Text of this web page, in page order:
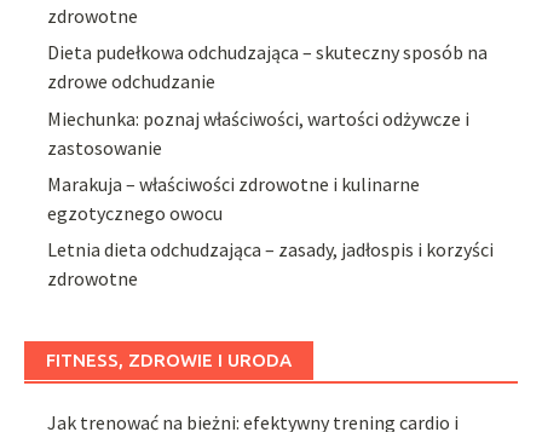
zdrowotne
Dieta pudełkowa odchudzająca – skuteczny sposób na
zdrowe odchudzanie
Miechunka: poznaj właściwości, wartości odżywcze i
zastosowanie
Marakuja – właściwości zdrowotne i kulinarne
egzotycznego owocu
Letnia dieta odchudzająca – zasady, jadłospis i korzyści
zdrowotne
FITNESS, ZDROWIE I URODA
Jak trenować na bieżni: efektywny trening cardio i